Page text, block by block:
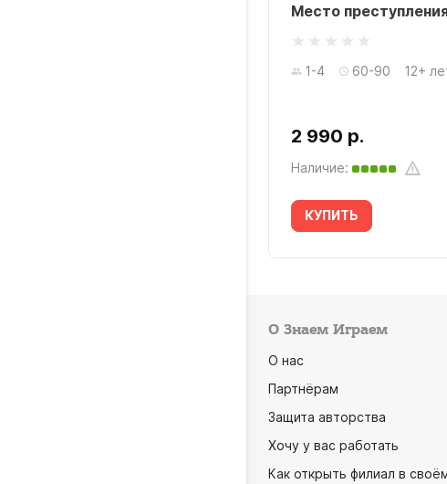
Место
1-4 60-90 12+
2 990 р.
Наличие:
КУПИТЬ
О Знаем Играем
О нас
Партнёрам
Защита авторства
Хочу у вас работать
Как открыть филиал в